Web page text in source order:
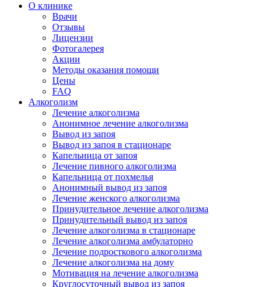
О клинике
Врачи
Отзывы
Лицензии
Фотогалерея
Акции
Методы оказания помощи
Цены
FAQ
Алкоголизм
Лечение алкоголизма
Анонимное лечение алкоголизма
Вывод из запоя
Вывод из запоя в стационаре
Капельница от запоя
Лечение пивного алкоголизма
Капельница от похмелья
Анонимный вывод из запоя
Лечение женского алкоголизма
Принудительное лечение алкоголизма
Принудительный вывод из запоя
Лечение алкоголизма в стационаре
Лечение алкоголизма амбулаторно
Лечение подросткового алкоголизма
Лечение алкоголизма на дому
Мотивация на лечение алкоголизма
Круглосуточный вывод из запоя